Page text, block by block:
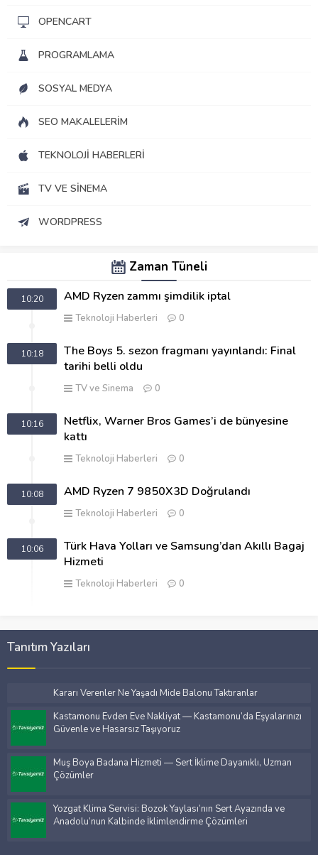
OPENCART
PROGRAMLAMA
SOSYAL MEDYA
SEO MAKALELERIM
TEKNOLOJI HABERLERI
TV VE SINEMA
WORDPRESS
Zaman Tüneli
10:20 AMD Ryzen zammı şimdilik iptal
Teknoloji Haberleri 0
10:18
The Boys 5. sezon fragmanı yayınlandı: Final
tarihi belli oldu
TV ve Sinema 0
10:16
Netflix, Warner Bros Games’i de bünyesine
kattı
Teknoloji Haberleri 0
10:08 AMD Ryzen 7 9850X3D Doğrulandı
Teknoloji Haberleri 0
10:06
Türk Hava Yolları ve Samsung’dan Akıllı Bagaj
Hizmeti
Teknoloji Haberleri 0
Tanıtım Yazıları
Kararı Verenler Ne Yaşadı Mide Balonu Taktıranlar
Kastamonu Evden Eve Nakliyat — Kastamonu’da Eşyalarınızı
Güvenle ve Hasarsız Taşıyoruz
Muş Boya Badana Hizmeti — Sert İklime Dayanıklı, Uzman
Çözümler
Yozgat Klima Servisi: Bozok Yaylası’nın Sert Ayazında ve
Anadolu’nun Kalbinde İklimlendirme Çözümleri